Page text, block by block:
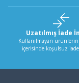
Uzatılmış İade
Kullanılmayan
içerisinde koşulsuz